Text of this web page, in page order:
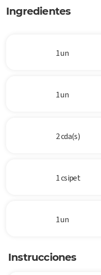
Ingredientes
1 un
1 un
2 cda(s)
1 csipet
1 un
Instrucciones